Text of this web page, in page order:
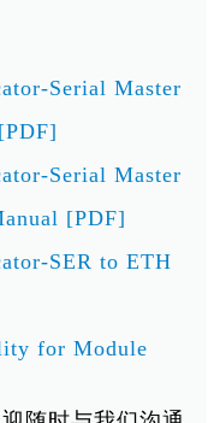
Serial Master
Serial Master
[PDF]
SER to ETH
for Module